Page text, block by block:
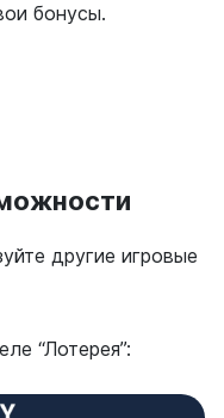
бонусы.
другие игровые
“Лотерея”: